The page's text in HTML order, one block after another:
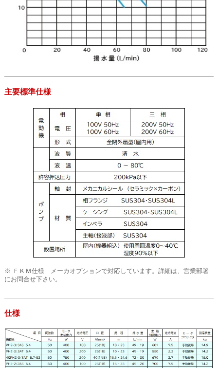
主要標準仕様
※ ＦＫＭ仕様 メーカオプションで対応しています。詳細は、営業部署
にお問合せ下さい。
仕様